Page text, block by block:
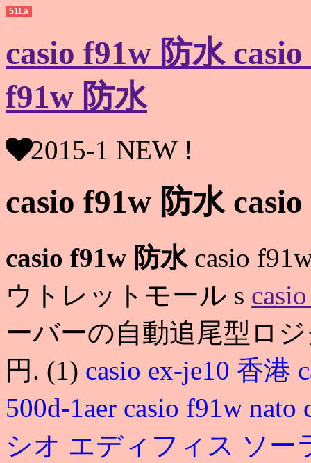
51La
casio f91w 防水
f91w 防水
2015-1 NEW !
casio f91w 防水
casio f91w 防水casio
ウトレットモール s
ーバーの自動追尾型ロ
円. (1) casio ex-je10 香港
500d-1aer casio f91w nato
シオ エディフィス ソー